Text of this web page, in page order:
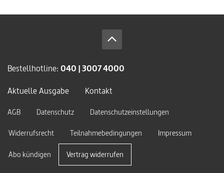
Bestellhotline: 040 | 3007 4000
Aktuelle Ausgabe
Kontakt
AGB Datenschutz
Datenschutzeinstellungen
Widerrufsrecht
Teilnahmebedingungen Impressum
Abo kündigen Vertrag widerrufen